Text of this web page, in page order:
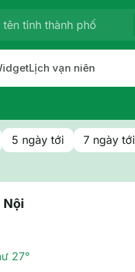
Lịch vạn niên
5 ngày tới 7 ngày tới
Nội
27°